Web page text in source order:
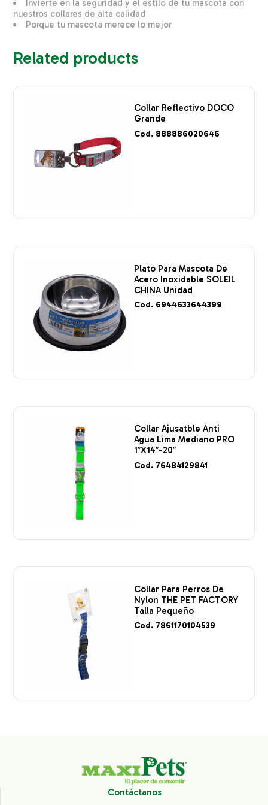
Invierte en la seguridad y el estilo de tu mascota con
nuestros collares de alta calidad
Porque tu mascota merece lo mejor
Related products
Collar Reflectivo DOCO
Grande
Cod. 888886020646
Plato Para Mascota De
Acero Inoxidable SOLEIL
CHINA Unidad
Cod. 6944633644399
Collar Ajusatble Anti
Agua Lima Mediano PRO
1″X14″-20″
Cod. 76484129841
Collar Para Perros De
Nylon THE PET FACTORY
Talla Pequeño
Cod. 7861170104539
Contáctanos